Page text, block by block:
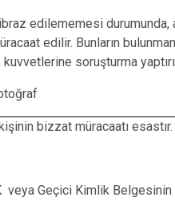
edilememesi durumunda,
edilir. Bunların
soruşturma
bizzat müracaatı esastır.
veya Geçici Kimlik Belgesinin